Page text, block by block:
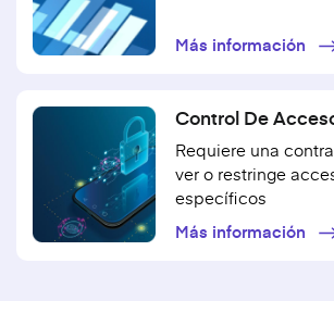
Más información
Control De
Requiere una
ver o restringe
específicos
Más información